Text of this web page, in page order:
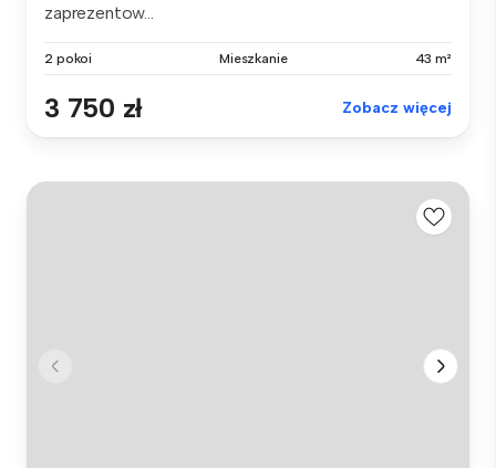
zaprezentow...
2 pokoi Mieszkanie 43 m²
3 750 zł Zobacz więcej